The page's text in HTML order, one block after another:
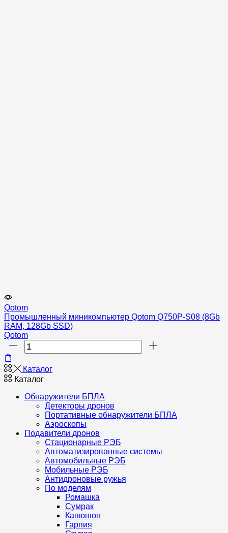
Qotom
Промышленный миникомпьютер Qotom Q750P-S08 (8Gb
RAM, 128Gb SSD)
Qotom
Количество
товара
миникомпьютер
Qotom
S08
(8Gb
RAM,
128Gb
SSD)
Каталог
Каталог
Обнаружители БПЛА
Детекторы дронов
Портативные обнаружители БПЛА
Аэроскопы
Подавители дронов
Стационарные РЭБ
Автоматизированные системы
Автомобильные РЭБ
Мобильные РЭБ
Антидроновые ружья
По моделям
Ромашка
Сумрак
Капюшон
Гарпия